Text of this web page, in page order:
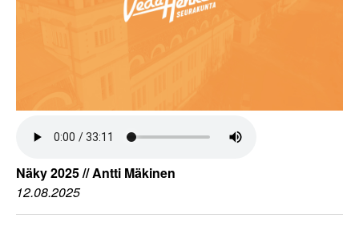
Näky 2025 // Antti Mäkinen
12.08.2025